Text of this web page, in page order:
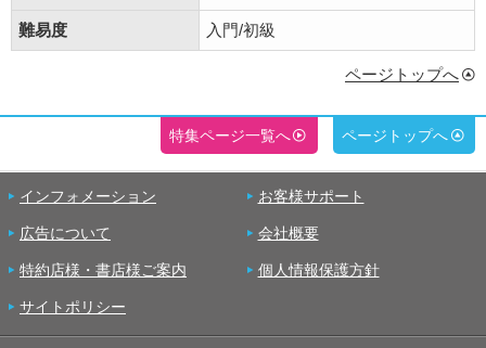
難易度 入門/初級
ページトップへ
特集ページ一覧へ ページトップへ
インフォメーション お客様サポート
広告について 会社概要
特約店様・書店様ご案内 個人情報保護方針
サイトポリシー